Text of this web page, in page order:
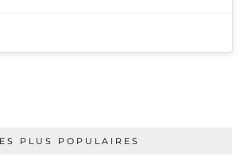
PLUS POPULAIRES